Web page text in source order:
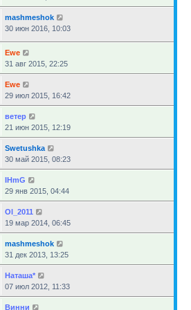
mashmeshok
30 июн 2016, 10:03
Ewe
31 авг 2015, 22:25
Ewe
29 июл 2015, 16:42
ветер
21 июн 2015, 12:19
Swetushka
30 май 2015, 08:23
IHmG
29 янв 2015, 04:44
Ol_2011
19 мар 2014, 06:45
mashmeshok
31 дек 2013, 13:25
Наташа*
07 июл 2012, 11:33
Винни